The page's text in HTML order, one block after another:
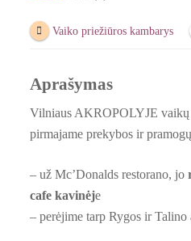
Vaiko priežiūros kambarys
Aprašymas
Vilniaus AKROPOLYJE vaikų
pirmajame prekybos ir
– už Mc’Donalds restorano, jo
cafe kavinėje
– perėjime tarp Rygos ir